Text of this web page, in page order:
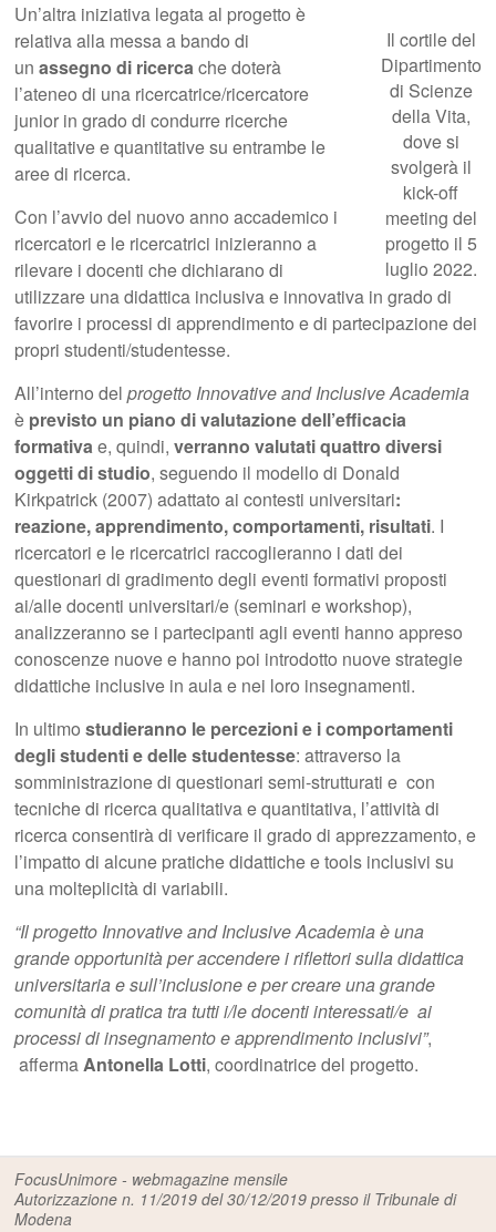
Il cortile del
Dipartimento
di Scienze
della Vita,
dove si
svolgerà il
kick-off
meeting del
progetto il 5
luglio 2022.
Un’altra iniziativa legata al progetto è
relativa alla messa a bando di
unassegno di ricercache doterà
l’ateneo di una ricercatrice/ricercatore
junior in grado di condurre ricerche
qualitative e quantitative su entrambe le
aree di ricerca.
Con l’avvio del nuovo anno accademico i
ricercatori e le ricercatrici inizieranno a
rilevare i docenti che dichiarano di
utilizzare una didattica inclusiva e innovativa in grado di
favorire i processi di apprendimento e di partecipazione dei
propri studenti/studentesse.
All’interno delprogetto Innovative and Inclusive Academia
è previsto un piano di valutazione dell’efficacia
formativae, quindi,verranno valutati quattro diversi
oggetti di studio, seguendo il modello di Donald
Kirkpatrick (2007) adattato ai contesti universitari:
reazione, apprendimento, comportamenti, risultati. I
ricercatori e le ricercatrici raccoglieranno i dati dei
questionari di gradimento degli eventi formativi proposti
ai/alle docenti universitari/e (seminari e workshop),
analizzeranno se i partecipanti agli eventi hanno appreso
conoscenze nuove e hanno poi introdotto nuove strategie
didattiche inclusive in aula e nei loro insegnamenti.
In ultimostudieranno le percezioni e i comportamenti
degli studenti e delle studentesse: attraverso la
somministrazione di questionari semi-strutturati e con
tecniche di ricerca qualitativa e quantitativa, l’attività di
ricerca consentirà di verificare il grado di apprezzamento, e
l’impatto di alcune pratiche didattiche e tools inclusivi su
una molteplicità di variabili.
“Il progetto Innovative and Inclusive Academia è una
grande opportunità per accendere i riflettori sulla didattica
universitaria e sull’inclusione e per creare una grande
comunità di pratica tra tutti i/le docenti interessati/e ai
processi di insegnamento e apprendimento inclusivi”,
affermaAntonella Lotti, coordinatrice del progetto.
FocusUnimore - webmagazine mensile
Autorizzazione n. 11/2019 del 30/12/2019 presso il Tribunale di
Modena